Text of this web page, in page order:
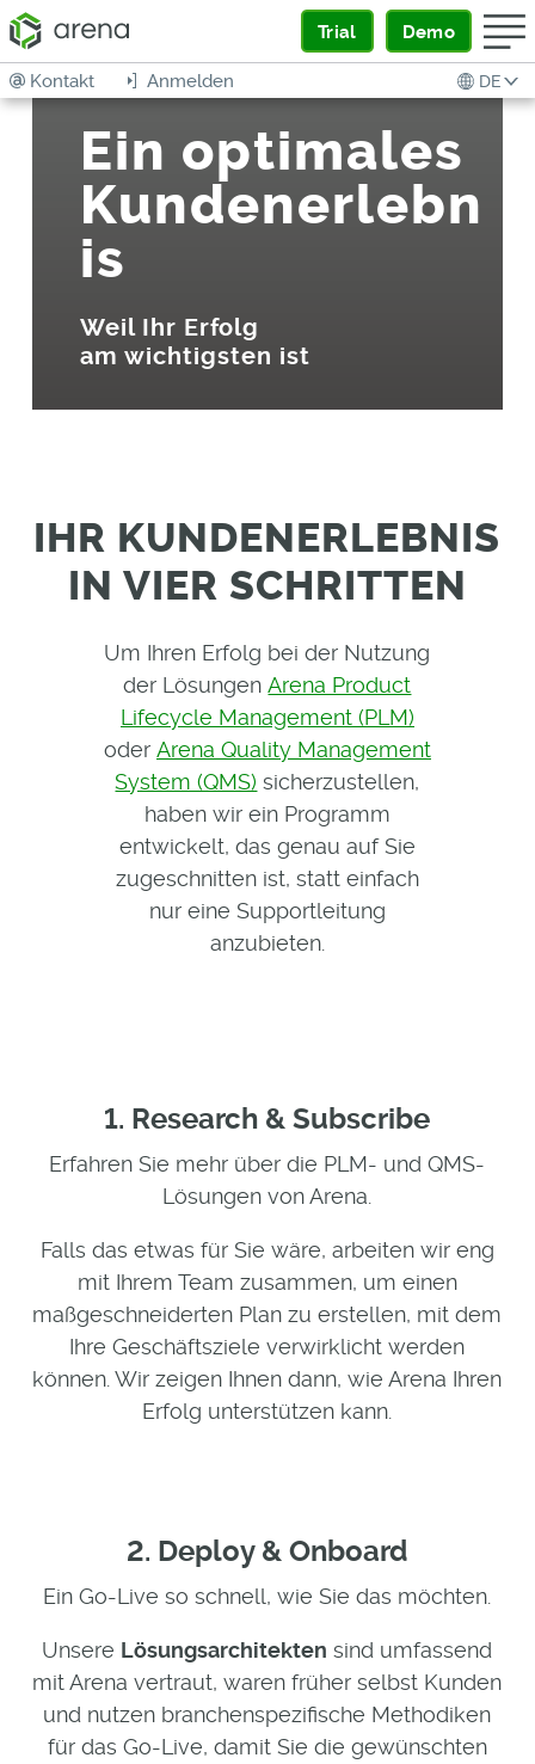
Trial Demo
DE
Anmelden
Kontakt
Ein optimales
Kundenerlebn
is
Weil Ihr Erfolg
am wichtigsten ist
IHR KUNDENERLEBNIS
IN VIER SCHRITTEN
Um Ihren Erfolg bei der Nutzung
der LösungenArena Product
Lifecycle Management (PLM)
oder Arena Quality Management
System (QMS) sicherzustellen,
haben wir ein Programm
entwickelt, das genau auf Sie
zugeschnitten ist, statt einfach
nur eine Supportleitung
anzubieten.
1. Research & Subscribe
Erfahren Sie mehr über die PLM- und QMS-
Lösungen von Arena.
Falls das etwas für Sie wäre, arbeiten wir eng
mit Ihrem Team zusammen, um einen
maßgeschneiderten Plan zu erstellen, mit dem
Ihre Geschäftsziele verwirklicht werden
können. Wir zeigen Ihnen dann, wie Arena Ihren
Erfolg unterstützen kann.
2. Deploy & Onboard
Ein Go-Live so schnell, wie Sie das möchten.
Unsere Lösungsarchitekten sind umfassend
mit Arena vertraut, waren früher selbst Kunden
und nutzen branchenspezifische Methodiken
für das Go-Live, damit Sie die gewünschten